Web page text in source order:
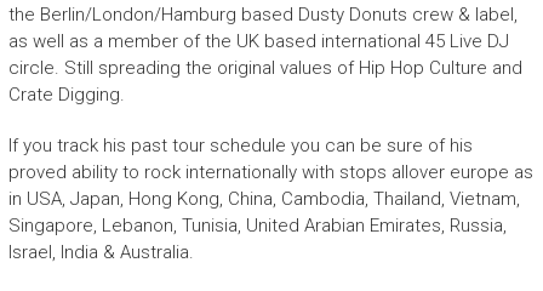
the Berlin/London/Hamburg based Dusty Donuts crew & label,
as well as a member of the UK based international 45 Live DJ
circle. Still spreading the original values of Hip Hop Culture and
Crate Digging.
If you track his past tour schedule you can be sure of his
proved ability to rock internationally with stops allover europe as
in USA, Japan, Hong Kong, China, Cambodia, Thailand, Vietnam,
Singapore, Lebanon, Tunisia, United Arabian Emirates, Russia,
Israel, India & Australia.